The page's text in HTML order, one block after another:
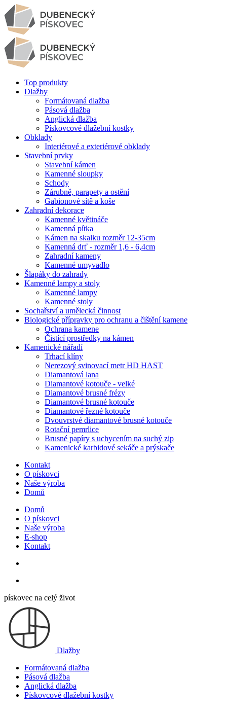
Top produkty
Dlažby
Formátovaná dlažba
Pásová dlažba
Anglická dlažba
Pískovcové dlažební kostky
Obklady
Interiérové a exteriérové obklady
Stavební prvky
Stavební kámen
Kamenné sloupky
Schody
Zárubně, parapety a ostění
Gabionové sítě a koše
Zahradní dekorace
Kamenné květináče
Kamenná pítka
Kámen na skalku rozměr 12-35cm
Kamenná drť - rozměr 1,6 - 6,4cm
Zahradní kameny
Kamenné umyvadlo
Šlapáky do zahrady
Kamenné lampy a stoly
Kamenné lampy
Kamenné stoly
Sochařství a umělecká činnost
Biologické přípravky pro ochranu a čištění kamene
Ochrana kamene
Čistící prostředky na kámen
Kamenické nářadí
Trhací klíny
Nerezový svinovací metr HD HAST
Diamantová lana
Diamantové kotouče - velké
Diamantové brusné frézy
Diamantové brusné kotouče
Diamantové řezné kotouče
Dvouvrstvé diamantové brusné kotouče
Rotační pemrlice
Brusné papíry s uchycením na suchý zip
Kamenické karbidové sekáče a prýskače
Kontakt
O pískovci
Naše výroba
Domů
Domů
O pískovci
Naše výroba
E-shop
Kontakt
pískovec na celý život
Dlažby
Formátovaná dlažba
Pásová dlažba
Anglická dlažba
Pískovcové dlažební kostky